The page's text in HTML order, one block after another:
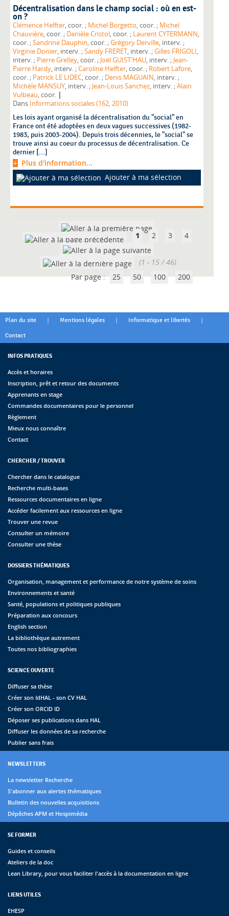
Décentralisation dans le champ social : où en est-
on ?
Clémence Helfter , coor. ; Michel Borgetto , coor. ; Michel
Chauvière
, coor. ; Danièle Cristol , coor. ; Laurent CYTERMANN,
coor. ;Sandrine Dauphin , coor. ;Grégory Derville
, interv. ;
Virginie Donier
, interv. ;Sandy FRERET , interv. ;Gilles FRIGOLI,
interv. ; Pierre Grelley , coor. ; Joël GUIST'HAU , interv. ; Jean-
Pierre Hardy
, interv. ;Caroline Helfter , coor. ; Robert Lafore,
coor. ; Patrick LE LIDEC , coor. ; Denis MAGUAIN
, interv. ;
Michèle MANSUY
, interv. ; Jean-Louis Sanchez , interv. ;Alain
Vulbeau, coor. |
Dans Informations sociales (162, 2010)
Les lois ayant organisé la décentralisation du "social" en
France ont été adoptées en deux vagues successives (1982-
1983, puis 2003-2004). Depuis trois décennies, le "social" se
trouve ainsi au coeur du processus de décentralisation. Ce
dernier [...]
Plus d'information...
Ajouter à ma sélection
1 2 3 4
(1 - 15 / 46)
Par page : 25 50 100 200
Plan du site | Mentions légales | Informatique et libertés |
Contact
INFOS PRATIQUES
Accès et horaires
Inscription, prêt et retour des documents
Apprenants en stage
Commandes documentaires pour le personnel
Règlement
Mieux nous connaître
Contact
CHERCHER / TROUVER
Chercher dans le catalogue
Recherche multi-bases
Ressources documentaires en ligne
Accéder facilement aux ressources en ligne
Trouver une revue
Consulter un mémoire
Consulter une thèse
DOSSIERS THÉMATIQUES
Organisation, management et performance de notre système de soins
Environnements et santé
Santé, populations et politiques publiques
Préparation aux concours
English section
La bibliothèque autrement
Toutes nos bibliographies
SCIENCE OUVERTE
Diffuser sa thèse
Créer son IdHAL - son CV HAL
Créer son ORCID ID
Déposer ses publications dans HAL
Diffuser les données de sa recherche
Publier sans frais
NEWSLETTERS
La newsletter Recherche
S'abonner aux alertes thématiques
Bulletin des nouvelles acquisitions
Dépêches APM et Hospimédia
SE FORMER
Guides et conseils
Ateliers de la doc
Lean Library, pour vous faciliter l'accès à la documentation en ligne
LIENS UTILES
EHESP